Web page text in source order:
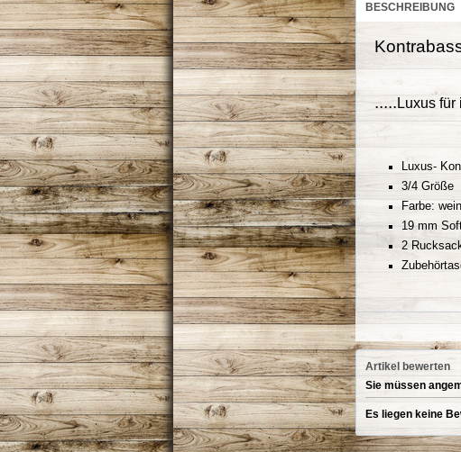
BESCHREIBUNG
..... Luxus für
Luxus-
3/4 Größe
Farbe:
19 mm
2
Artikel bewerten
Sie müssen
Es liegen keine